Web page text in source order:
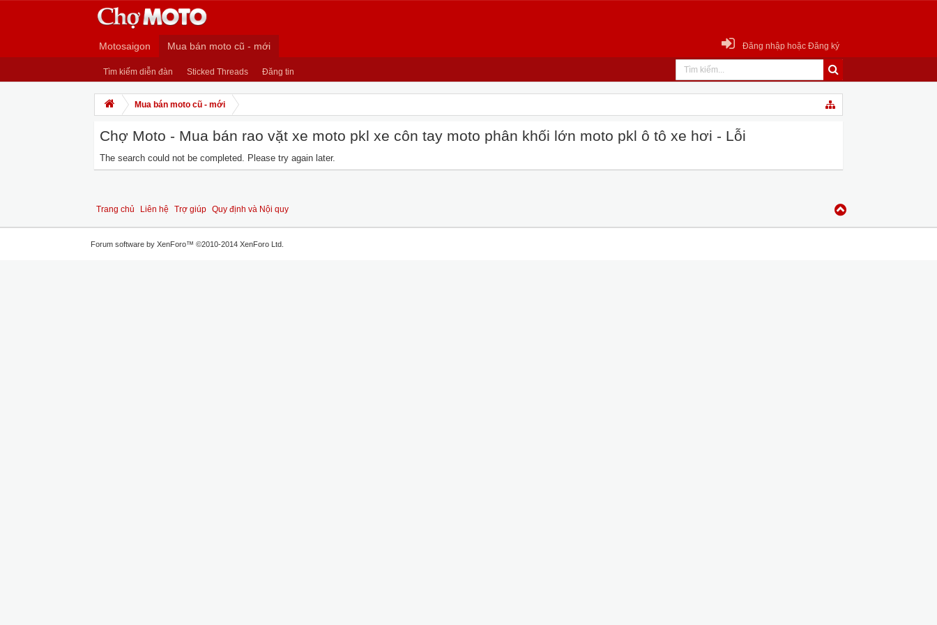
Motosaigon Mua bán moto cũ - mới
Tìm kiếm diễn đàn Sticked Threads Đăng tin
Đăng nhập hoặc Đăng ký
Mua bán moto cũ - mới
Chợ Moto - Mua bán rao vặt xe moto pkl xe côn tay moto phân khối lớn moto pkl ô tô xe hơi - Lỗi
The search could not be completed. Please try again later.
Trang chủ Liên hệ Trợ giúp Quy định và Nội quy
Forum software by XenForo™ ©2010-2014 XenForo Ltd.